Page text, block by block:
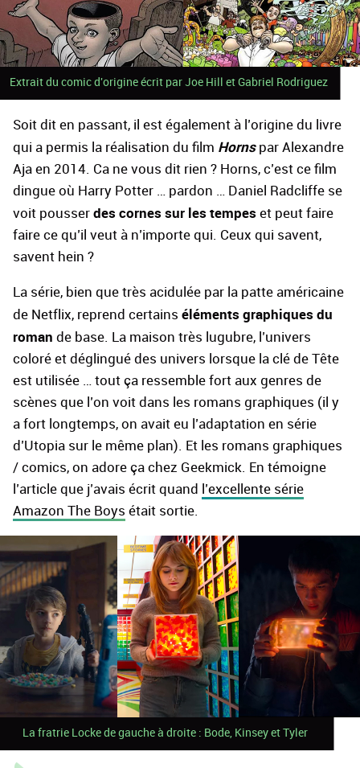
Extrait du comic d'origine écrit par Joe Hill et Gabriel Rodriguez
Soit dit en passant, il est également à l’origine du livre
qui a permis la réalisation du film Hornspar Alexandre
Aja en 2014. Ca ne vous dit rien ? Horns, c’est ce film
dingue où Harry Potter … pardon … Daniel Radcliffe se
voit pousser des cornes sur les tempes et peut faire
faire ce qu’il veut à n’importe qui. Ceux qui savent,
savent hein ?
La série, bien que très acidulée par la patte américaine
de Netflix, reprend certains éléments graphiques du
roman de base. La maison très lugubre, l’univers
coloré et déglingué des univers lorsque la clé de Tête
est utilisée … tout ça ressemble fort aux genres de
scènes que l’on voit dans les romans graphiques (il y
a fort longtemps, on avait eu l’adaptation en série
d’Utopia sur le même plan). Et les romans graphiques
/ comics, on adore ça chez Geekmick. En témoigne
l’article que j’avais écrit quand l’excellente série
Amazon The Boys était sortie.
La fratrie Locke de gauche à droite : Bode, Kinsey et Tyler